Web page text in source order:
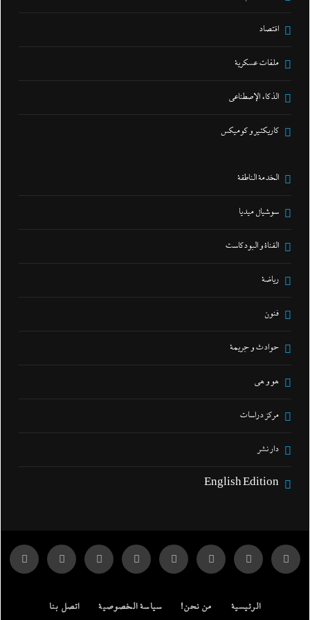
اقتصاد
ملفات عسكرية
الذكاء الإصطناعي
كاريكتير و كوميكس
الخدمة الناطقة
سوشيال ميديا
القناة و البودكاست
رياضة
فنون
حوادث و جريمة
هو و هي
مركز دراسات
دار نشر
English Edition
الرئيسية من نحن! سياسة الخصوصية اتصل بنا